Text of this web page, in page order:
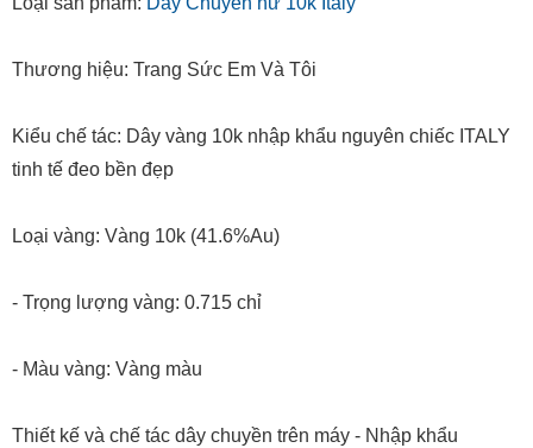
Thương hiệu: Trang Sức Em Và Tôi
Kiểu chế tác: Dây vàng 10k nhập khẩu nguyên chiếc ITALY
tinh tế đeo bền đẹp
Loại vàng: Vàng 10k (41.6%Au)
- Trọng lượng vàng: 0.715 chỉ
- Màu vàng: Vàng màu
Thiết kế và chế tác dây chuyền trên máy - Nhập khẩu